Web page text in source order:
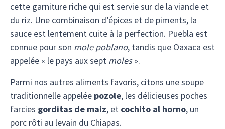
cette garniture riche qui est servie sur de la viande et
du riz. Une combinaison d’épices et de piments, la
sauce est lentement cuite à la perfection. Puebla est
connue pour son mole poblano, tandis que Oaxaca est
appelée « le pays aux sept moles».
Parmi nos autres aliments favoris, citons une soupe
traditionnelle appelée pozole, les délicieuses poches
farcies gorditas de maiz, et cochito al horno, un
porc rôti au levain du Chiapas.